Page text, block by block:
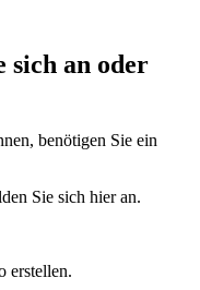
sich an oder
benötigen Sie ein
Sie sich hier an.
erstellen.